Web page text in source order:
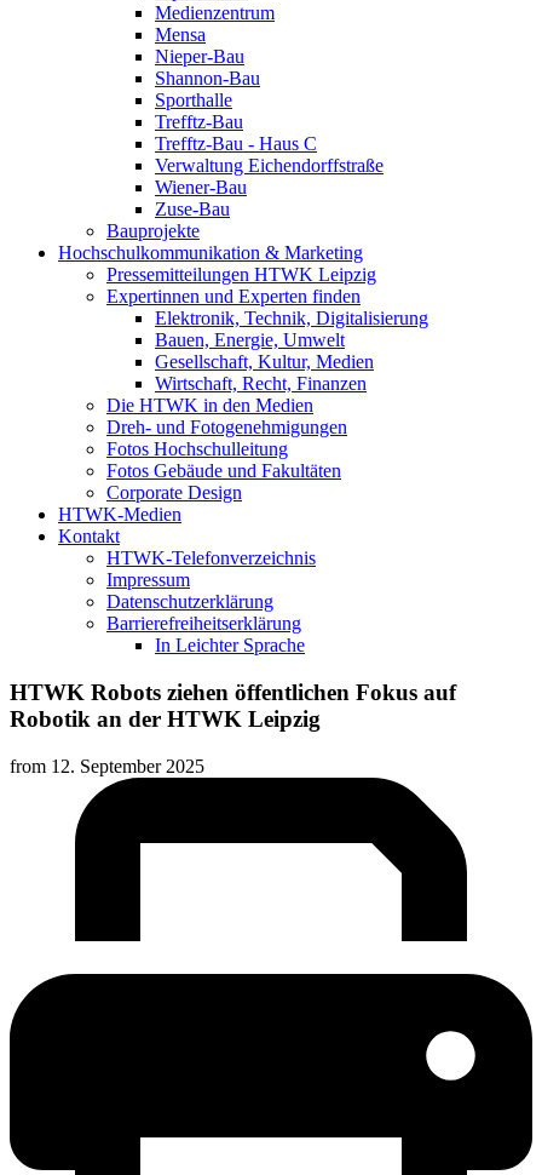
Medienzentrum
Mensa
Nieper-Bau
Shannon-Bau
Sporthalle
Trefftz-Bau
Trefftz-Bau - Haus C
Verwaltung Eichendorffstraße
Wiener-Bau
Zuse-Bau
Bauprojekte
Hochschulkommunikation & Marketing
Pressemitteilungen HTWK Leipzig
Expertinnen und Experten finden
Elektronik, Technik, Digitalisierung
Bauen, Energie, Umwelt
Gesellschaft, Kultur, Medien
Wirtschaft, Recht, Finanzen
Die HTWK in den Medien
Dreh- und Fotogenehmigungen
Fotos Hochschulleitung
Fotos Gebäude und Fakultäten
Corporate Design
HTWK-Medien
Kontakt
HTWK-Telefonverzeichnis
Impressum
Datenschutzerklärung
Barrierefreiheitserklärung
In Leichter Sprache
HTWK Robots ziehen öffentlichen Fokus auf
Robotik an der HTWK Leipzig
from 12. September 2025